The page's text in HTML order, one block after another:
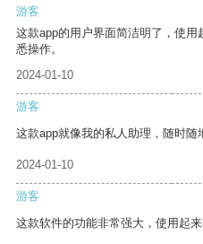
游客
这款app的用户界面简洁明了，使
悉操作。
2024-01-10
游客
这款app就像我的私人助理，随时随
2024-01-10
游客
这款软件的功能非常强大，使用起来